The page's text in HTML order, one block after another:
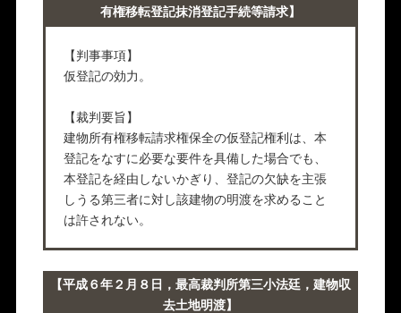
有権移転登記抹消登記手続等請求】
【判事事項】
仮登記の効力。
【裁判要旨】
建物所有権移転請求権保全の仮登記権利は、本
登記をなすに必要な要件を具備した場合でも、
本登記を経由しないかぎり、登記の欠缺を主張
しうる第三者に対し該建物の明渡を求めること
は許されない。
【平成６年２月８日，最高裁判所第三小法廷，建物収
去土地明渡】